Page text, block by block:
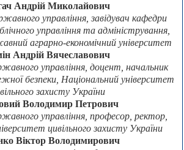
Андрій Миколайович
управління, завідувач кафедри
управління та адміністрування,
аграрно-економічний університет
Андрій Вячеславович
управління, доцент, начальник
безпеки, Національний університет
захисту України
Володимир Петрович
управління, професор, ректор,
цивільного захисту України
Віктор Володимирович